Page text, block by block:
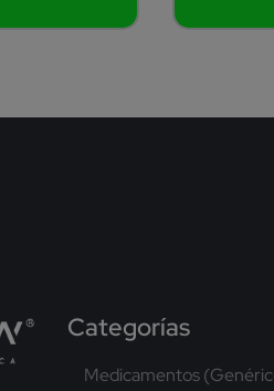
Categorías
Medicamentos